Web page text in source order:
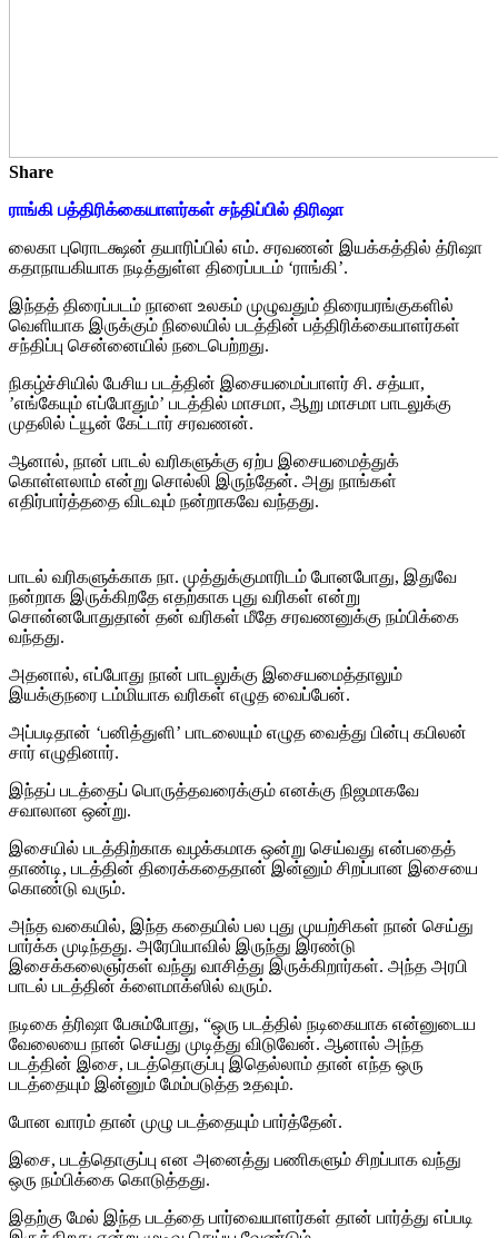
Share
ராங்கி பத்திரிக்கையாளர்கள் சந்திப்பில் திரிஷா
லைகா புரொடக்ஷன் தயாரிப்பில் எம். சரவணன் இயக்கத்தில் த்ரிஷா
கதாநாயகியாக நடித்துள்ள திரைப்படம் ‘ராங்கி’.
இந்தத் திரைப்படம் நாளை உலகம் முழுவதும் திரையரங்குகளில்
வெளியாக இருக்கும் நிலையில் படத்தின் பத்திரிக்கையாளர்கள்
சந்திப்பு சென்னையில் நடைபெற்றது.
நிகழ்ச்சியில் பேசிய படத்தின் இசையமைப்பாளர் சி. சத்யா,
’எங்கேயும் எப்போதும்’ படத்தில் மாசமா, ஆறு மாசமா பாடலுக்கு
முதலில் ட்யூன் கேட்டார் சரவணன்.
ஆனால், நான் பாடல் வரிகளுக்கு ஏற்ப இசையமைத்துக்
கொள்ளலாம் என்று சொல்லி இருந்தேன். அது நாங்கள்
எதிர்பார்த்ததை விடவும் நன்றாகவே வந்தது.
பாடல் வரிகளுக்காக நா. முத்துக்குமாரிடம் போனபோது, இதுவே
நன்றாக இருக்கிறதே எதற்காக புது வரிகள் என்று
சொன்னபோதுதான் தன் வரிகள் மீதே சரவணனுக்கு நம்பிக்கை
வந்தது.
அதனால், எப்போது நான் பாடலுக்கு இசையமைத்தாலும்
இயக்குநரை டம்மியாக வரிகள் எழுத வைப்பேன்.
அப்படிதான் ‘பனித்துளி’ பாடலையும் எழுத வைத்து பின்பு கபிலன்
சார் எழுதினார்.
இந்தப் படத்தைப் பொருத்தவரைக்கும் எனக்கு நிஜமாகவே
சவாலான ஒன்று.
இசையில் படத்திற்காக வழக்கமாக ஒன்று செய்வது என்பதைத்
தாண்டி, படத்தின் திரைக்கதைதான் இன்னும் சிறப்பான இசையை
கொண்டு வரும்.
அந்த வகையில், இந்த கதையில் பல புது முயற்சிகள் நான் செய்து
பார்க்க முடிந்தது. அரேபியாவில் இருந்து இரண்டு
இசைக்கலைஞர்கள் வந்து வாசித்து இருக்கிறார்கள். அந்த அரபி
பாடல் படத்தின் க்ளைமாக்ஸில் வரும்.
நடிகை த்ரிஷா பேசும்போது, “ஒரு படத்தில் நடிகையாக என்னுடைய
வேலையை நான் செய்து முடித்து விடுவேன். ஆனால் அந்த
படத்தின் இசை, படத்தொகுப்பு இதெல்லாம் தான் எந்த ஒரு
படத்தையும் இன்னும் மேம்படுத்த உதவும்.
போன வாரம் தான் முழு படத்தையும் பார்த்தேன்.
இசை, படத்தொகுப்பு என அனைத்து பணிகளும் சிறப்பாக வந்து
ஒரு நம்பிக்கை கொடுத்தது.
இதற்கு மேல் இந்த படத்தை பார்வையாளர்கள் தான் பார்த்து எப்படி